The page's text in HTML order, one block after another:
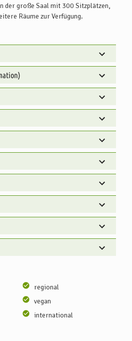
der große Saal mit 300 Sitzplätzen,
Räume zur Verfügung.
regional
vegan
international